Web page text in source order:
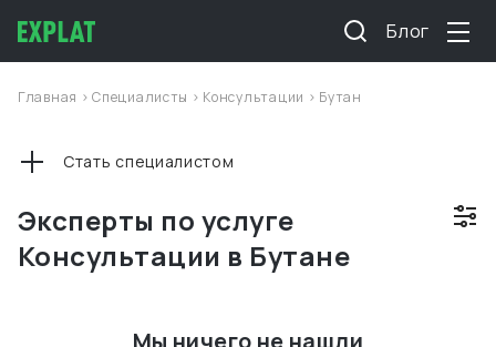
Блог
Главная >Специалисты > Консультации > Бутан
Эксперты по услуге
Консультации в Бутане
Стать специалистом
Мы ничего не нашли